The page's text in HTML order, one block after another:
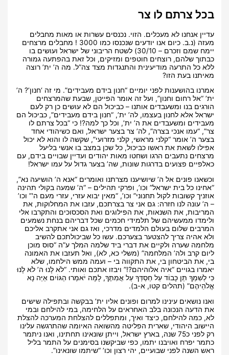
בכל צרתם לו צר
עדיין אנחנו לא מעכלים. הזוי. נכנסים עשרות או מאות מחבלים
מעזה (נ.ב. כיום אנו יודעים שנכנסו כמו 3000 ! מחבלים מרצחים
יימח שמם וזכרם – 30/10) לשטח הריבוני של ישראל ועושים בו
כבתוך שלהם, רוצחים חוטפים ומזיקים, וכל זאת בהפתעה גמורה
ללא כל התרעה מודיעינית והתנגדות מצד צה”ל. מה ה’ ית’ רוצה
מאיתנו בעת הזו?
אמרנו בהושענות לפני יומיים “חנון בידם מעבידים”. מי זה ‘חנון’? ה’
ית’ “אל רחום וחנון”, ועל זה אומר הפייטן, שבעת שהמרצחים
הורגים בנו ומשעבדים אותנו – כביכול הם לא עושים כן רק לעם
ישראל אלא לחנון בעצמו, לה’ ית’, “חנון בידם מעבידים”, כביכול הם
מעבידים ומשעבדים את ה’ ית’, וכל כך למה?! כי “בכל צרתם לו
צר”, “עמו אנכי בצרה”, לה’ צר בצער ישראל, ואם כשיהודי אחד
בצער ה’ אומר “קלני מראשי, קלני מזרועי”, שקשה לו והוא לא יכול
אפילו לשאת את ראשו כביכול, כל שכן במצב בו אנשי בליעל
מרצחים נתעבים הרגו ושחטו מאות יהודים ועדיין שבויים בידם, עם
כאלפיים פצועים בדרגות שונות, שה’ בצער גדול על עמו ישראל!
וכשאנו פונים אל ה’ שיושיענו מצרתנו ואומרים “אנא ה’ הושיעה נא”,
“אחינו כל בית ישראל” וכו’, ופרקי תהילים – “ה’ שמעה בקולי תהינה
אוזניך קשובות לקול תחנוני” וכו’, “מאין יבוא עזרי, עזרי מעם ה'” וכו’
– ה’ עונה לנו חזרה: גם אני צר בצרתכם, עזבו את המחלוקות, את
המריבות, את השנאות, את הפילוגים ואת הסכסוכים והתקרבו אלי
ולימדו ממעשיהם של תלמידי חכמים שכל דבריהם בנחת נשמעים
המרבים שלום בעולם הלמדים מדרכי, ואז גם אני אתקרב אליכם
ולא אהיה צריך להצטער בצערכם. עשו כל שביכולתכם להשיב
מלחמה שערה ולקיים את דברי ביד שלמה המלך ע”ה “סוס מוכן
ליום קרב ולה’ המלחמה” (משלי כא, לא), ואל תעזבו את האמונה
בי, את הביטחון בי, את התקווה בי – ועמה ממש הילחמו, שלא
יאמרו בגויים “איה אלוהיהם?!” ויבזו אתכם ואותי. “לֹא לָנוּ ה’ לֹא לָנוּ
כִּי לְשִׁמְךָ תֵּן כָּבוֹד עַל חַסְדְּךָ עַל אֲמִתֶּךָ, לָמָּה יֹאמְרוּ הַגּוֹיִם אַיֵּה נָא
אֱלֹהֵיהֶם” (תהלים קטו, א-ב).
ואנו נושאים עינינו למרום ופונים אליו ית’ בבקשה ובתפילה שישים
את הדעה הנכונה בלב האחראים על הלחימה, במי להילחם ובמי
לא, כמה להילחם, כיצד ואיך, ומתפללים להצלחת המערכה להצלת
היישוב היהודי, שארית הפליטה מהשואה האיומה שהתרגשה עלינו
רק לפני כ75 שנה, בארץ ישראל, וייתן שונאינו תחתינו, ואנו ניתמר
כתמר יפרח ואויבנו יתמו, כפי שביקשנו בסימנים על התמר בליל
ראש השנה לפני שבועיים, יהי רצון וכו’ “שיתמו שונאינו”.